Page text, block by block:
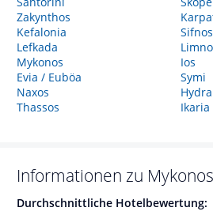
Zakynthos
Kefalonia
Lefkada
Mykonos
Evia / Euböa
Naxos
Thassos
Sifnos
Ios
Symi
Hydra
Ikaria
Informationen zu Mykonos
Durchschnittliche Hotelbewertung: